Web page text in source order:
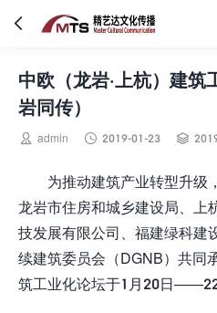

中欧（龙岩·上杭）建筑
岩同传）
 admin  2019-01-23 
为推动建筑产业转型升级
龙岩市住房和城乡建设局、上
技发展有限公司、福建绿科建
续建筑委员会（DGNB）共同
筑工业化论坛于1月20日——22